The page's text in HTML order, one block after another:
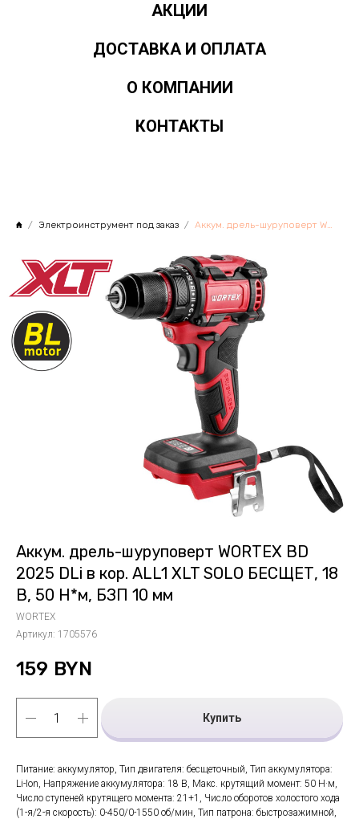
АКЦИИ
ДОСТАВКА И ОПЛАТА
О КОМПАНИИ
КОНТАКТЫ
Электроинструмент под заказ
Аккум. дрель-шуруповерт WORTEX BD
2025 DLi в кор. ALL1 XLT SOLO БЕСЩЕТ, 18
В, 50 Н*м, БЗП 10 мм
WORTEX
Артикул: 1705576
159 BYN
Купить
Питание: аккумулятор, Тип двигателя: бесщеточный, Тип аккумулятора:
Li-Ion, Напряжение аккумулятора: 18 В, Макс. крутящий момент: 50 Н·м,
Число ступеней крутящего момента: 21+1, Число оборотов холостого хода
(1-я/2-я скорость): 0-450/0-1550 об/мин, Тип патрона: быстрозажимной,